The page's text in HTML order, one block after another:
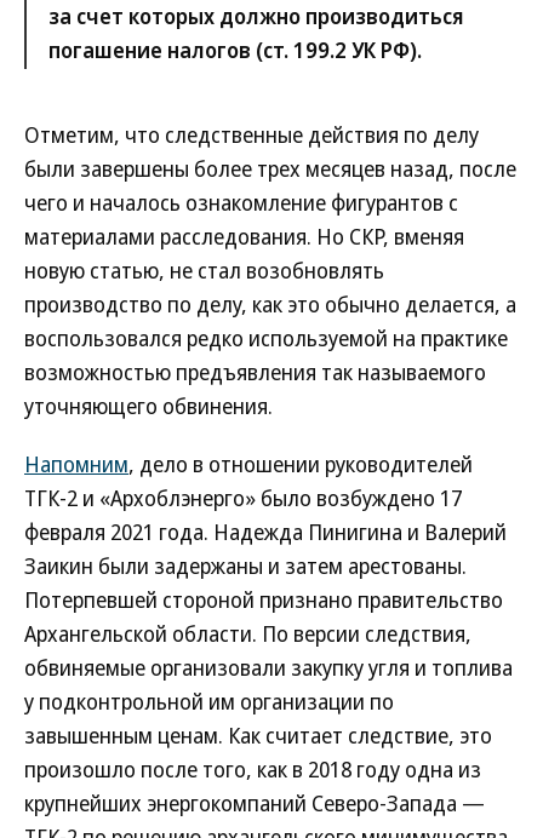
за счет которых должно производиться
погашение налогов (ст. 199.2 УК РФ).
Отметим, что следственные действия по делу
были завершены более трех месяцев назад, после
чего и началось ознакомление фигурантов с
материалами расследования. Но СКР, вменяя
новую статью, не стал возобновлять
производство по делу, как это обычно делается, а
воспользовался редко используемой на практике
возможностью предъявления так называемого
уточняющего обвинения.
Напомним, дело в отношении руководителей
ТГК-2 и «Архоблэнерго» было возбуждено 17
февраля 2021 года. Надежда Пинигина и Валерий
Заикин были задержаны и затем арестованы.
Потерпевшей стороной признано правительство
Архангельской области. По версии следствия,
обвиняемые организовали закупку угля и топлива
у подконтрольной им организации по
завышенным ценам. Как считает следствие, это
произошло после того, как в 2018 году одна из
крупнейших энергокомпаний Северо-Запада —